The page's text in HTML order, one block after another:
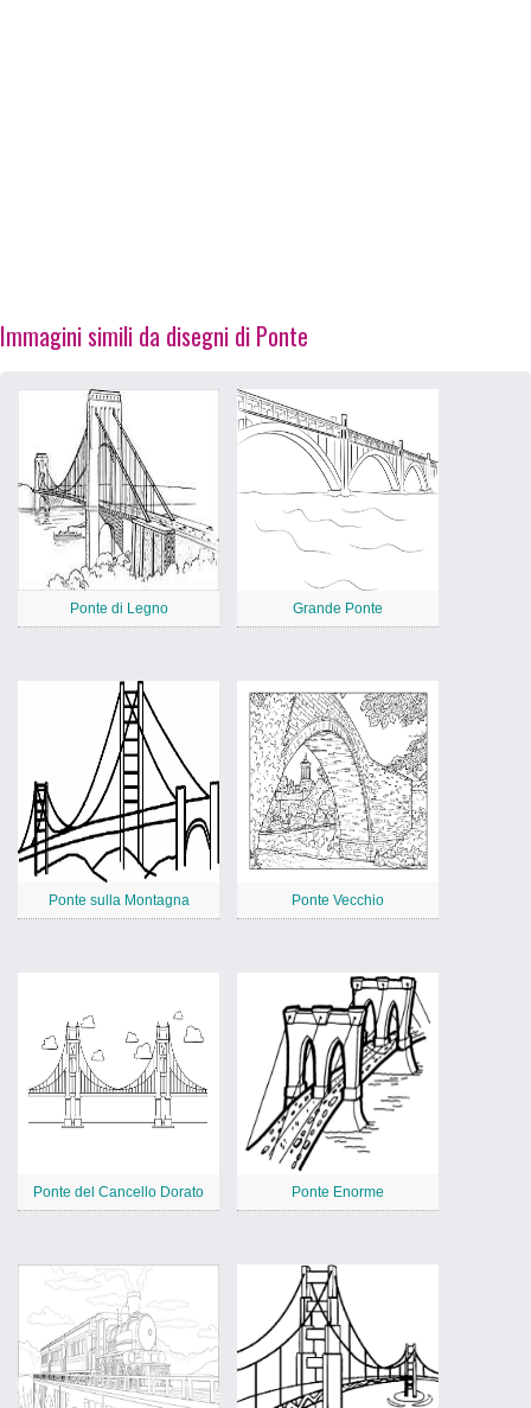
Immagini simili da disegni di Ponte
Ponte di Legno Grande Ponte
Ponte sulla Montagna Ponte Vecchio
Ponte del Cancello Dorato Ponte Enorme